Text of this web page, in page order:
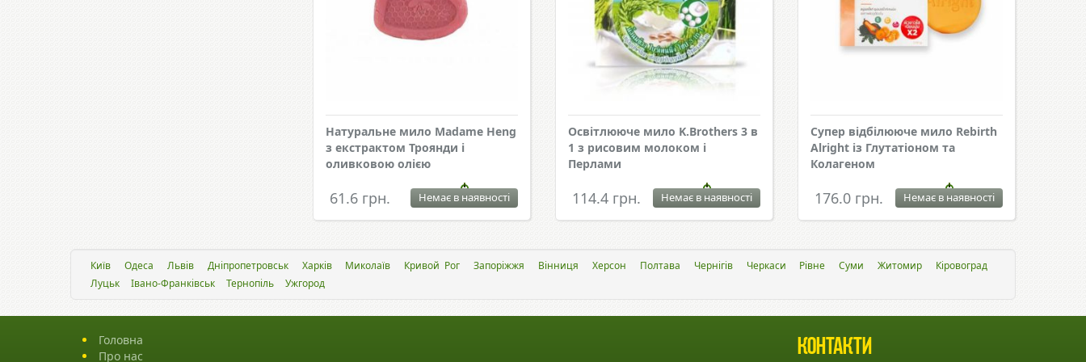
Натуральне мило Madame Heng
з екстрактом Троянди і
оливковою олією
61.6 грн. Немає в наявності
Освітлююче мило K.Brothers 3 в
1 з рисовим молоком і
Перлами
114.4 грн. Немає в наявності
Супер відбілююче мило Rebirth
Alright із Глутатіоном та
Колагеном
176.0 грн. Немає в наявності
Київ Одеса Львiв Дніпропетровськ Харків Миколаїв Кривой Рог Запоріжжя Вінниця Херсон Полтава Чернігів Черкаси Рівне Суми Житомир
Кіровоград
Луцьк
Івано-Франківськ Тернопіль Ужгород
Головна
Про нас
Контакти